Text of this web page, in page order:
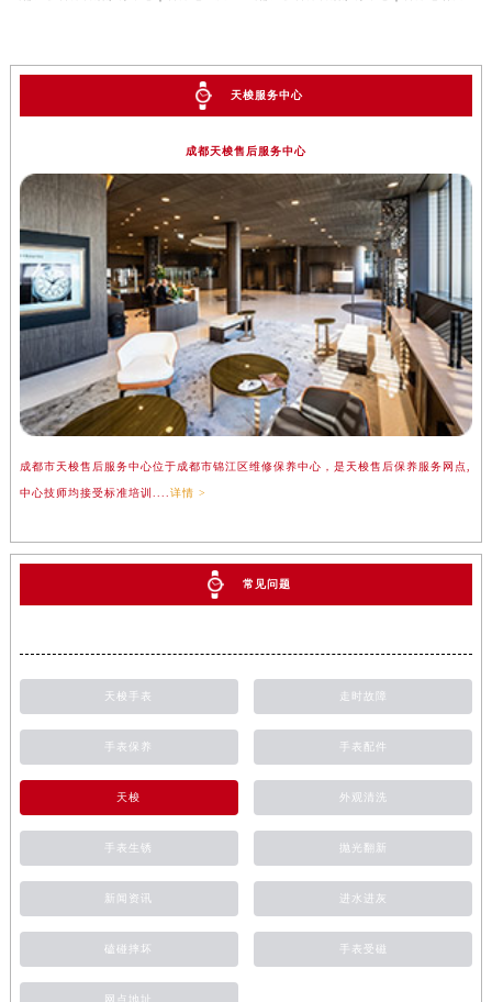
天梭服务中心
成都天梭售后服务中心
成都市天梭售后服务中心位于成都市锦江区维修保养中心，是天梭售后保养服务网点,
中心技师均接受标准培训.... 详情 >
常见问题
天梭手表 走时故障
手表保养 手表配件
天梭 外观清洗
手表生锈 抛光翻新
新闻资讯 进水进灰
磕碰摔坏 手表受磁
网点地址